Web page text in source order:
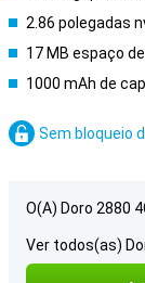
2.86 polegadas
17 MB espaço
1000 mAh de
Sem bloqueio
O(A) Doro 2880
Ver todos(as)